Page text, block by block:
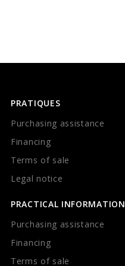
PRATIQUES
Purchasing assistance
Financing
Terms of sale
Legal notice
PRACTICAL INFORMATION
Purchasing assistance
Financing
Terms of sale